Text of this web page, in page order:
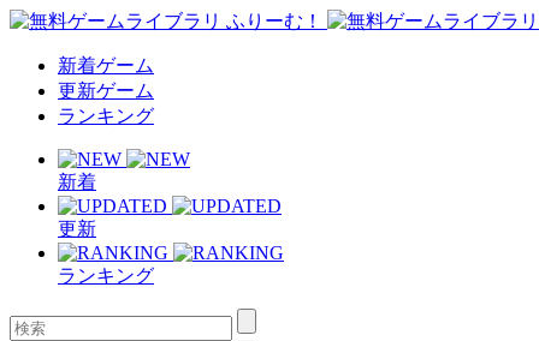
新着ゲーム
更新ゲーム
ランキング
新着
更新
ランキング